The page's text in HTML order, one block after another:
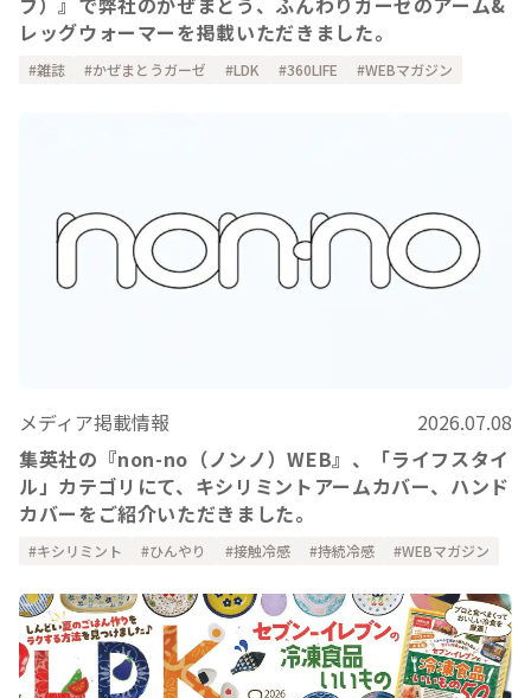
レッグウォーマーを掲載いただきました。
雑誌 かぜまとうガーゼ LDK 360LIFE WEBマガジン
メディア掲載情報
2026.07.08
集英社の『non-no（ノンノ）WEB』、「ライフスタイ
ル」カテゴリにて、キシリミントアームカバー、ハンド
カバーをご紹介いただきました。
キシリミント ひんやり 接触冷感 持続冷感 WEBマガジン